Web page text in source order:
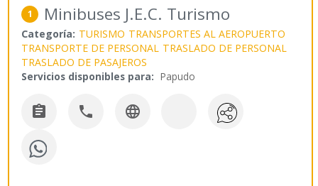
1 Minibuses J.E.C. Turismo
Categoría: TURISMO TRANSPORTES AL AEROPUERTO
TRANSPORTE DE PERSONAL TRASLADO DE PERSONAL
TRASLADO DE PASAJEROS
Servicios disponibles para: Papudo
  